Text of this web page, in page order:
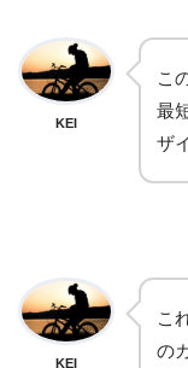
KEI
こ
最
ザ
KEI
こ
の